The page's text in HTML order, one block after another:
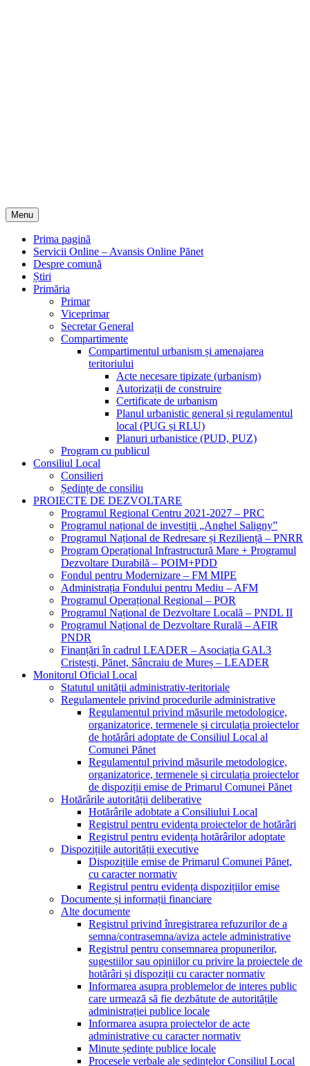
Menu
Prima pagină
Servicii Online – Avansis Online Pănet
Despre comună
Știri
Primăria
Primar
Viceprimar
Secretar General
Compartimente
Compartimentul urbanism și amenajarea
teritoriului
Acte necesare tipizate (urbanism)
Autorizații de construire
Certificate de urbanism
Planul urbanistic general și regulamentul
local (PUG și RLU)
Planuri urbanistice (PUD, PUZ)
Program cu publicul
Consiliul Local
Consilieri
Ședințe de consiliu
PROIECTE DE DEZVOLTARE
Programul Regional Centru 2021-2027 – PRC
Programul național de investiții „Anghel Saligny”
Programul Național de Redresare și Reziliență – PNRR
Program Operațional Infrastructură Mare + Programul
Dezvoltare Durabilă – POIM+PDD
Fondul pentru Modernizare – FM MIPE
Administrația Fondului pentru Mediu – AFM
Programul Operațional Regional – POR
Programul Național de Dezvoltare Locală – PNDL II
Programul Național de Dezvoltare Rurală – AFIR
PNDR
Finanțări în cadrul LEADER – Asociația GAL3
Cristești, Pănet, Sâncraiu de Mureș – LEADER
Monitorul Oficial Local
Statutul unității administrativ-teritoriale
Regulamentele privind procedurile administrative
Regulamentul privind măsurile metodologice,
organizatorice, termenele și circulația proiectelor
de hotărâri adoptate de Consiliul Local al
Comunei Pănet
Regulamentul privind măsurile metodologice,
organizatorice, termenele și circulația proiectelor
de dispoziții emise de Primarul Comunei Pănet
Hotărârile autorității deliberative
Hotărârile adobtate a Consiliului Local
Registrul pentru evidența proiectelor de hotărâri
Registrul pentru evidența hotărârilor adoptate
Dispozițiile autorității executive
Dispozițiile emise de Primarul Comunei Pănet,
cu caracter normativ
Registrul pentru evidența dispozițiilor emise
Documente și informații financiare
Alte documente
Registrul privind înregistrarea refuzurilor de a
semna/contrasemna/aviza actele administrative
Registrul pentru consemnarea propunerilor,
sugestiilor sau opiniilor cu privire la proiectele de
hotărâri și dispoziții cu caracter normativ
Informarea asupra problemelor de interes public
care urmează să fie dezbătute de autoritățile
administrației publice locale
Informarea asupra proiectelor de acte
administrative cu caracter normativ
Minute ședințe publice locale
Procesele verbale ale ședințelor Consiliul Local